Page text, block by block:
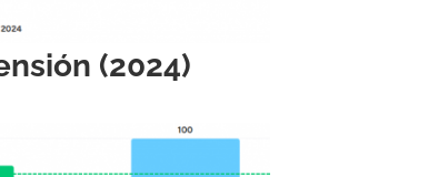
(2024)